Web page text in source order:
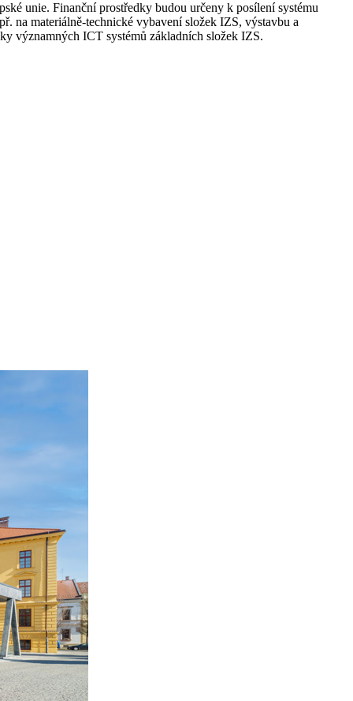
unie. Finanční prostředky budou určeny k posílení systému
na materiálně-technické vybavení složek IZS, výstavbu a
významných ICT systémů základních složek IZS.